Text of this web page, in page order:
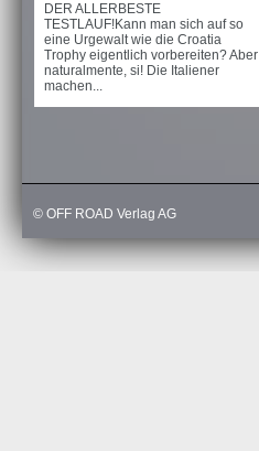
DER ALLERBESTE
TESTLAUF!Kann man sich auf so
eine Urgewalt wie die Croatia
Trophy eigentlich vorbereiten? Aber
naturalmente, si! Die Italiener
machen...
© OFF ROAD Verlag AG